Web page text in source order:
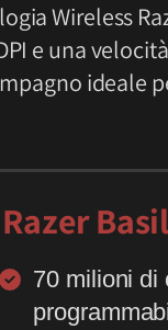
Wireless
e una
ideale
Razer
70 milioni di